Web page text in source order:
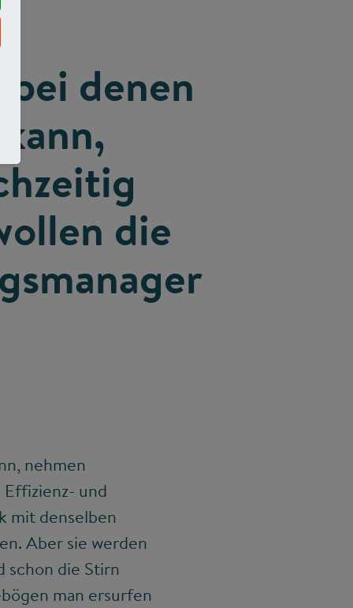
denen
die
nehmen
und
mit denselben
Aber sie werden
schon die Stirn
man ersurfen